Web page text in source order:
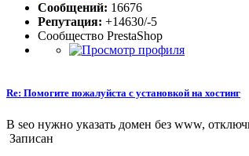
Сообщений: 16676
Репутация: +14630/-5
Сообщество PrestaShop
Re: Помогите пожалуйста с установкой на хостинг
В seo нужно указать домен без www,
Записан